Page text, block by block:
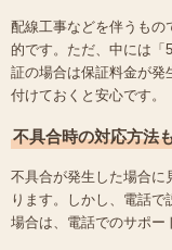
配線工事などを伴うもの
的です。ただ、中には
証の場合は保証料金が発
付けておくと安心です。
不具合時の対応方法
不具合が発生した場合に
ります。しかし、電話で
場合は、電話でのサポー